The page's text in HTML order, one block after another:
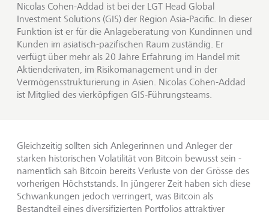
Nicolas Cohen-Addad ist bei der LGT Head Global
Investment Solutions (GIS) der Region Asia-Pacific. In dieser
Funktion ist er für die Anlageberatung von Kundinnen und
Kunden im asiatisch-pazifischen Raum zuständig. Er
verfügt über mehr als 20 Jahre Erfahrung im Handel mit
Aktienderivaten, im Risikomanagement und in der
Vermögensstrukturierung in Asien. Nicolas Cohen-Addad
ist Mitglied des vierköpfigen GIS-Führungsteams.
Gleichzeitig sollten sich Anlegerinnen und Anleger der
starken historischen Volatilität von Bitcoin bewusst sein -
namentlich sah Bitcoin bereits Verluste von der Grösse des
vorherigen Höchststands. In jüngerer Zeit haben sich diese
Schwankungen jedoch verringert, was Bitcoin als
Bestandteil eines diversifizierten Portfolios attraktiver